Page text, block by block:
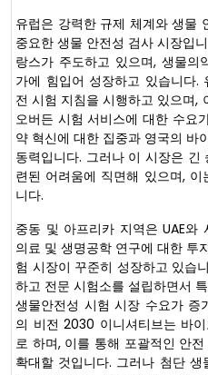
유럽은 강력한 규제 체계와 생물
중요한 생물 안전성 검사 시장입
랑스가 주도하고 있으며, 생물의
가에 힘입어 성장하고 있습니다.
전 시험 지침을 시행하고 있으며,
오버든 시험 서비스에 대한 수요
약 혁신에 대한 집중과 영국의 바
동력입니다. 그러나 이 시장은
련된 어려움에 직면해 있으며,
니다.
중동 및 아프리카 지역은 UAE와
의료 및 생명공학 연구에 대한 투
험 시장이 꾸준히 성장하고 있습
하고 전문 시험소를 설립하면서
생물안전성 시험 시장 수요가 증
의 비전 2030 이니셔티브는 바
로 하며, 이를 통해 포괄적인 안
확대할 것입니다. 그러나 첨단